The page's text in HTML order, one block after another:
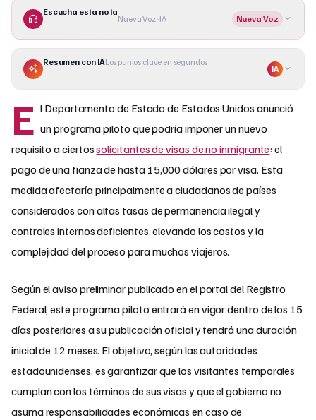
Escucha esta nota
Nueva Voz · IA Nueva Voz
Resumen con IALos puntos clave en segundos
IA
E l Departamento de Estado de Estados Unidos anunció
un programa piloto que podría imponer un nuevo
requisito a ciertossolicitantes de visas de no inmigrante: el
pago de una fianza de hasta 15,000 dólares por visa. Esta
medida afectaría principalmente a ciudadanos de países
considerados con altas tasas de permanencia ilegal y
controles internos deficientes, elevando los costos y la
complejidad del proceso para muchos viajeros.
Según el aviso preliminar publicado en el portal del Registro
Federal, este programa piloto entrará en vigor dentro de los 15
días posteriores a su publicación oficial y tendrá una duración
inicial de 12 meses. El objetivo, según las autoridades
estadounidenses, es garantizar que los visitantes temporales
cumplan con los términos de sus visas y que el gobierno no
asuma responsabilidades económicas en caso de